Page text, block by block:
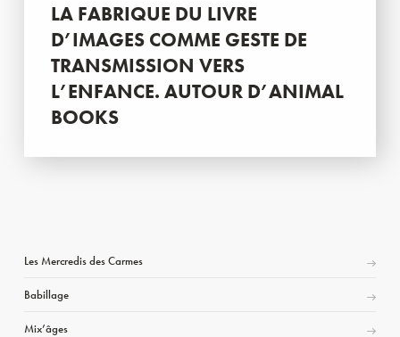
LA FABRIQUE DU LIVRE
D’IMAGES COMME GESTE DE
TRANSMISSION VERS
L’ENFANCE. AUTOUR D’ANIMAL
BOOKS
Les Mercredis des Carmes
Babillage
Mix’âges